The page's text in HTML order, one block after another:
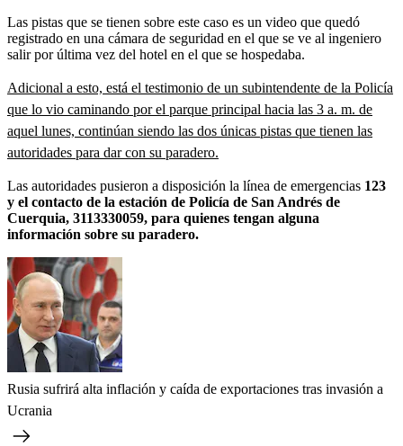
Las pistas que se tienen sobre este caso es un video que quedó
registrado en una cámara de seguridad en el que se ve al ingeniero
salir por última vez del hotel en el que se hospedaba.
Adicional a esto, está el testimonio de un subintendente de la Policía
que lo vio caminando por el parque principal hacia las 3 a. m. de
aquel lunes, continúan siendo las dos únicas pistas que tienen las
autoridades para dar con su paradero.
Las autoridades pusieron a disposición la línea de emergencias 123
y el contacto de la estación de Policía de San Andrés de
Cuerquia, 3113330059, para quienes tengan alguna
información sobre su paradero.
Rusia sufrirá alta inflación y caída de exportaciones tras invasión a
Ucrania